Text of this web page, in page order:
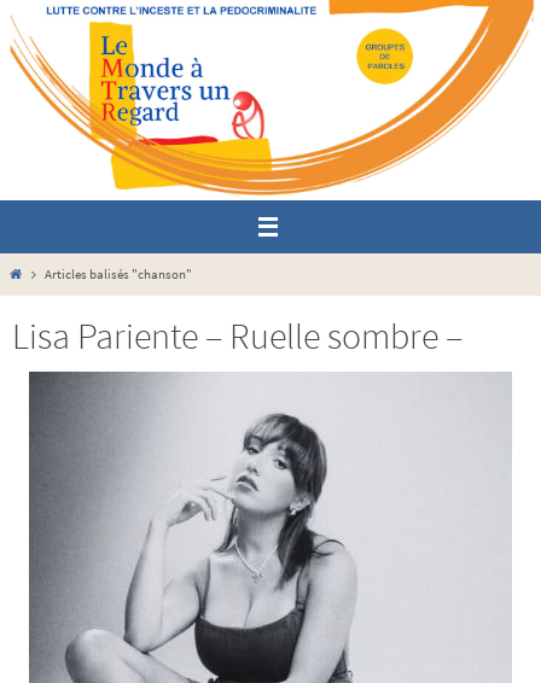
Passer
vers
contenu
HomeArticles balisés "chanson"
Lisa Pariente – Ruelle sombre –